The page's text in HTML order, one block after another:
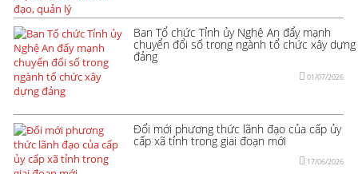
Ban Tổ chức Tỉnh ủy Nghệ An đẩy mạnh
chuyển đổi số trong ngành tổ chức xây dựng
đảng
01/07/2026
Đổi mới phương thức lãnh đạo của cấp ủy
cấp xã tỉnh trong giai đoạn mới
17/06/2026